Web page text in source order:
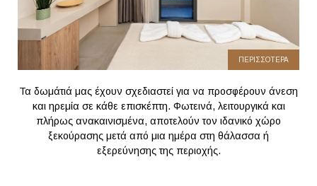
ΠΕΡΙΣΣΟΤΕΡΑ
Τα δωμάτιά μας έχουν σχεδιαστεί για να προσφέρουν άνεση
και ηρεμία σε κάθε επισκέπτη. Φωτεινά, λειτουργικά και
πλήρως ανακαινισμένα, αποτελούν τον ιδανικό χώρο
ξεκούρασης μετά από μια ημέρα στη θάλασσα ή
εξερεύνησης της περιοχής.